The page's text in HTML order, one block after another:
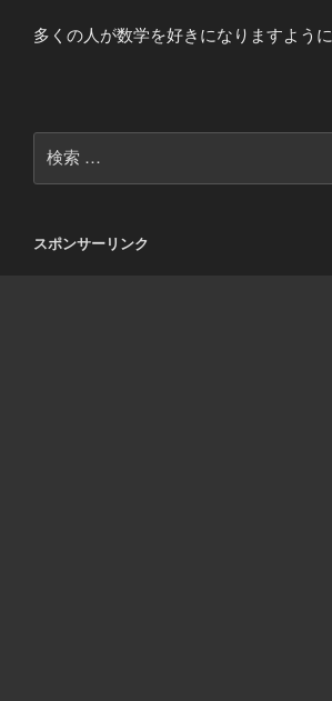
多くの人が数学を好きになりますように
索:
スポンサーリンク